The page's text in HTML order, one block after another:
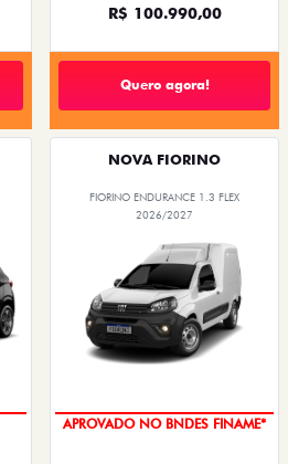
R$ 100.990,00
Quero agora!
NOVA FIORINO
FIORINO ENDURANCE 1.3 FLEX
2026/2027
APROVADO NO BNDES FINAME*